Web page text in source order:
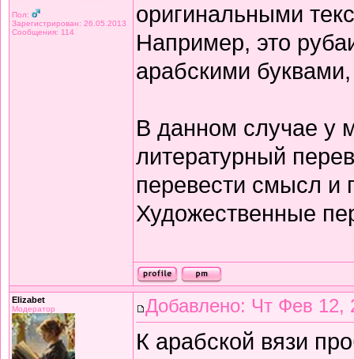
Пол:
Зарегистрирован: 26.05.2013
Сообщения: 114
оригинальными
Например, это
арабскими
В данном случае у
литературный
перевести смысл и
Художественные
Elizabet
Модератор Добавлено: Чт Фев 12,
К арабской вязи